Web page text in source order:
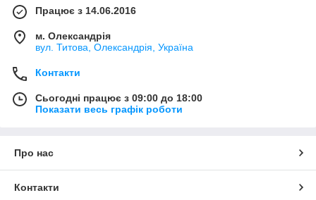
Працює з 14.06.2016
м. Олександрія
вул. Титова, Олександрія, Україна
Контакти
Сьогодні працює з 09:00 до 18:00
Показати весь графік роботи
Про нас
Контакти